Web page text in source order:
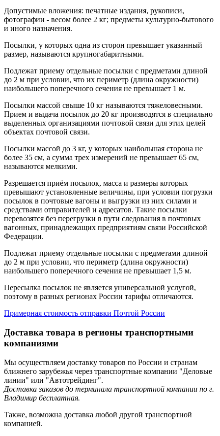
Допустимые вложения: печатные издания, рукописи,
фотографии - весом более 2 кг; предметы культурно-бытового
и иного назначения.
Посылки, у которых одна из сторон превышает указанный
размер, называются крупногабаритными.
Подлежат приему отдельные посылки с предметами длиной
до 2 м при условии, что их периметр (длина окружности)
наибольшего поперечного сечения не превышает 1 м.
Посылки массой свыше 10 кг называются тяжеловесными.
Прием и выдача посылок до 20 кг производятся в специально
выделенных организациями почтовой связи для этих целей
объектах почтовой связи.
Посылки массой до 3 кг, у которых наибольшая сторона не
более 35 см, а сумма трех измерений не превышает 65 см,
называются мелкими.
Разрешается приём посылок, масса и размеры которых
превышают установленные величины, при условии погрузки
посылок в почтовые вагоны и выгрузки из них силами и
средствами отправителей и адресатов. Такие посылки
перевозятся без перегрузки в пути следования в почтовых
вагонных, принадлежащих предприятиям связи Российской
Федерации.
Подлежат приему отдельные посылки с предметами длиной
до 2 м при условии, что периметр (длина окружности)
наибольшего поперечного сечения не превышает 1,5 м.
Пересылка посылок не является универсальной услугой,
поэтому в разных регионах России тарифы отличаются.
Примерная стоимость отправки Почтой России
Доставка товара в регионы транспортными
компаниями
Мы осуществляем доставку товаров по России и странам
ближнего зарубежья через транспортные компании "Деловые
линии" или "Автотрейдинг".
Доставка заказов до терминала транспортной компании по г.
Владимир бесплатная.
Также, возможна доставка любой другой транспортной
компанией.